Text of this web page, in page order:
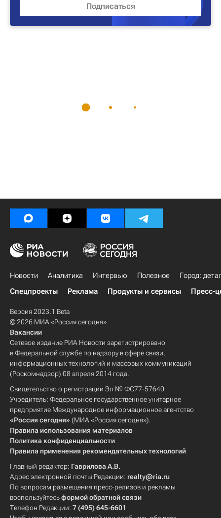
Новости Аналитика Интервью Полезное
Город:
Спецпроекты
Реклама Продукты и сервисы Пресс-
Версия 2023.1 Beta
© 2026 МИА «Россия сегодня»
Вакансии
Сетевое издание РИА Новости зарегистрировано
в Федеральной службе по надзору в сфере связи,
информационных технологий и массовых коммуникаций
(Роскомнадзор) 08 апреля 2014 года.
Свидетельство о регистрации Эл № ФС77-57640
Учредитель: Федеральное государственное унитарное
предприятие Международное информационное агентство
«Россия сегодня» (МИА «Россия сегодня»).
Правила использования материалов
Политика конфиденциальности
Правила применения рекомендательных технологий
Главный редактор: Гаврилова А.В.
Адрес электронной почты Редакции: realty@ria.ru
По вопросам размещения пресс-релизов и рекламы
воспользуйтесьформой обратной связи
Телефон Редакции: 7 (495) 645-6601